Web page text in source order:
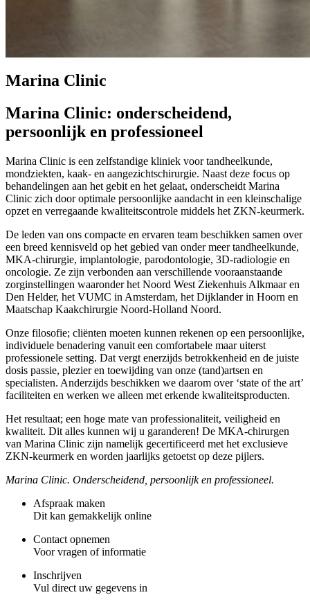
Marina Clinic
Marina Clinic: onderscheidend,
persoonlijk en professioneel
Marina Clinic is een zelfstandige kliniek voor tandheelkunde,
mondziekten, kaak- en aangezichtschirurgie. Naast deze focus op
behandelingen aan het gebit en het gelaat, onderscheidt Marina
Clinic zich door optimale persoonlijke aandacht in een kleinschalige
opzet en verregaande kwaliteitscontrole middels het ZKN-keurmerk.
De leden van ons compacte en ervaren team beschikken samen over
een breed kennisveld op het gebied van onder meer tandheelkunde,
MKA-chirurgie, implantologie, parodontologie, 3D-radiologie en
oncologie. Ze zijn verbonden aan verschillende vooraanstaande
zorginstellingen waaronder het Noord West Ziekenhuis Alkmaar en
Den Helder, het VUMC in Amsterdam, het Dijklander in Hoorn en
Maatschap Kaakchirurgie Noord-Holland Noord.
Onze filosofie; cliënten moeten kunnen rekenen op een persoonlijke,
individuele benadering vanuit een comfortabele maar uiterst
professionele setting. Dat vergt enerzijds betrokkenheid en de juiste
dosis passie, plezier en toewijding van onze (tand)artsen en
specialisten. Anderzijds beschikken we daarom over ‘state of the art’
faciliteiten en werken we alleen met erkende kwaliteitsproducten.
Het resultaat; een hoge mate van professionaliteit, veiligheid en
kwaliteit. Dit alles kunnen wij u garanderen! De MKA-chirurgen
van Marina Clinic zijn namelijk gecertificeerd met het exclusieve
ZKN-keurmerk en worden jaarlijks getoetst op deze pijlers.
Marina Clinic. Onderscheidend, persoonlijk en professioneel.
Afspraak maken
Dit kan gemakkelijk online
Contact opnemen
Voor vragen of informatie
Inschrijven
Vul direct uw gegevens in